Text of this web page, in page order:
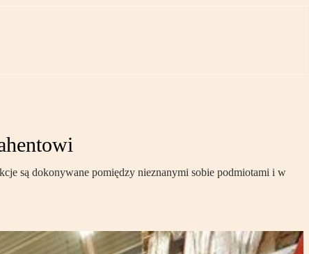
są dokonywane pomiędzy nieznanymi sobie podmiotami i w